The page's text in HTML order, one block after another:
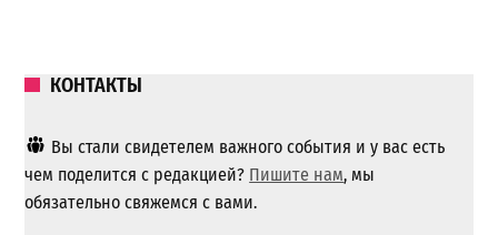
КОНТАКТЫ
Вы стали свидетелем важного события и у вас есть
чем поделится с редакцией? Пишите нам, мы
обязательно свяжемся с вами.